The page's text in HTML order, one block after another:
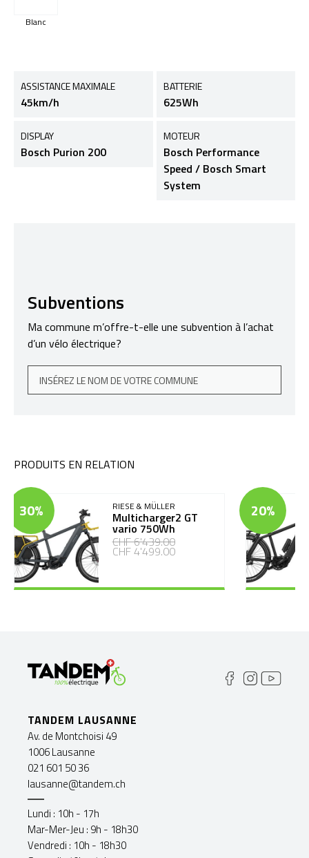
Blanc
ASSISTANCE MAXIMALE
45km/h
BATTERIE
625Wh
DISPLAY
Bosch Purion 200
MOTEUR
Bosch Performance
Speed / Bosch Smart
System
Subventions
Ma commune m’offre-t-elle une subvention à l’achat
d’un vélo électrique?
PRODUITS EN RELATION
30% RIESE & MÜLLER
Multicharger2 GT
vario 750Wh
CHF 6'439.00
CHF 4'499.00
20%
TANDEM LAUSANNE
Av. de Montchoisi 49
1006 Lausanne
021 601 50 36
lausanne@tandem.ch
Lundi : 10h - 17h
Mar-Mer-Jeu : 9h - 18h30
Vendredi : 10h - 18h30